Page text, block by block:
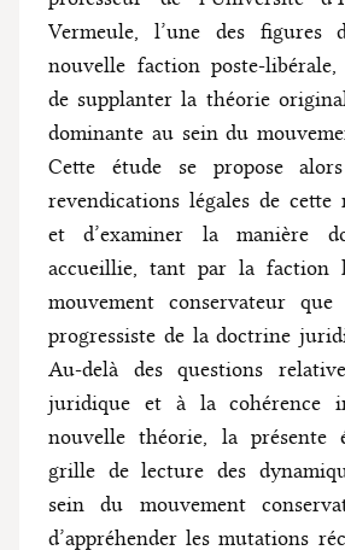
Vermeule, l’une des figures
nouvelle faction poste-
de supplanter la théorie
dominante au sein du
Cette étude se propose
revendications légales de
et d’examiner la manière
accueillie, tant par la faction
mouvement conservateur
progressiste de la doctrine
Au-delà des questions
juridique et à la cohérence
nouvelle théorie, la présente
grille de lecture des
sein du mouvement
d’appréhender les mutations